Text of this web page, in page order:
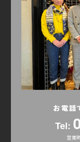
お電話
Tel:
営業